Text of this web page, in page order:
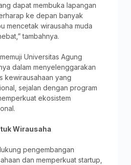
dapat membuka lapangan
ke depan banyak
mencetak wirausaha muda
tambahnya.
Universitas Agung
dalam menyelenggarakan
kewirausahaan yang
sejalan dengan program
ekosistem
Wirausaha
pengembangan
dan memperkuat startup,